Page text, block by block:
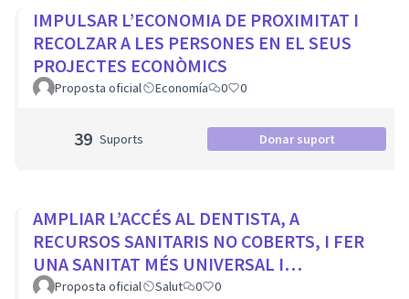
IMPULSAR L’ECONOMIA DE PROXIMITAT I
RECOLZAR A LES PERSONES EN EL SEUS
PROJECTES ECONÒMICS
Proposta oficial Economía 0 0
39 Suports Donar suport
AMPLIAR L’ACCÉS AL DENTISTA, A
RECURSOS SANITARIS NO COBERTS, I FER
UNA SANITAT MÉS UNIVERSAL I
EQUITATIVA
Proposta oficial Salut 0 0